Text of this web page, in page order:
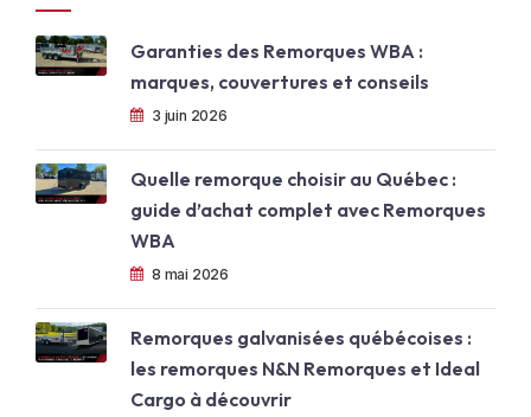
Garanties des Remorques WBA :
marques, couvertures et conseils
3 juin 2026
Quelle remorque choisir au Québec :
guide d’achat complet avec Remorques
WBA
8 mai 2026
Remorques galvanisées québécoises :
les remorques N&N Remorques et Ideal
Cargo à découvrir